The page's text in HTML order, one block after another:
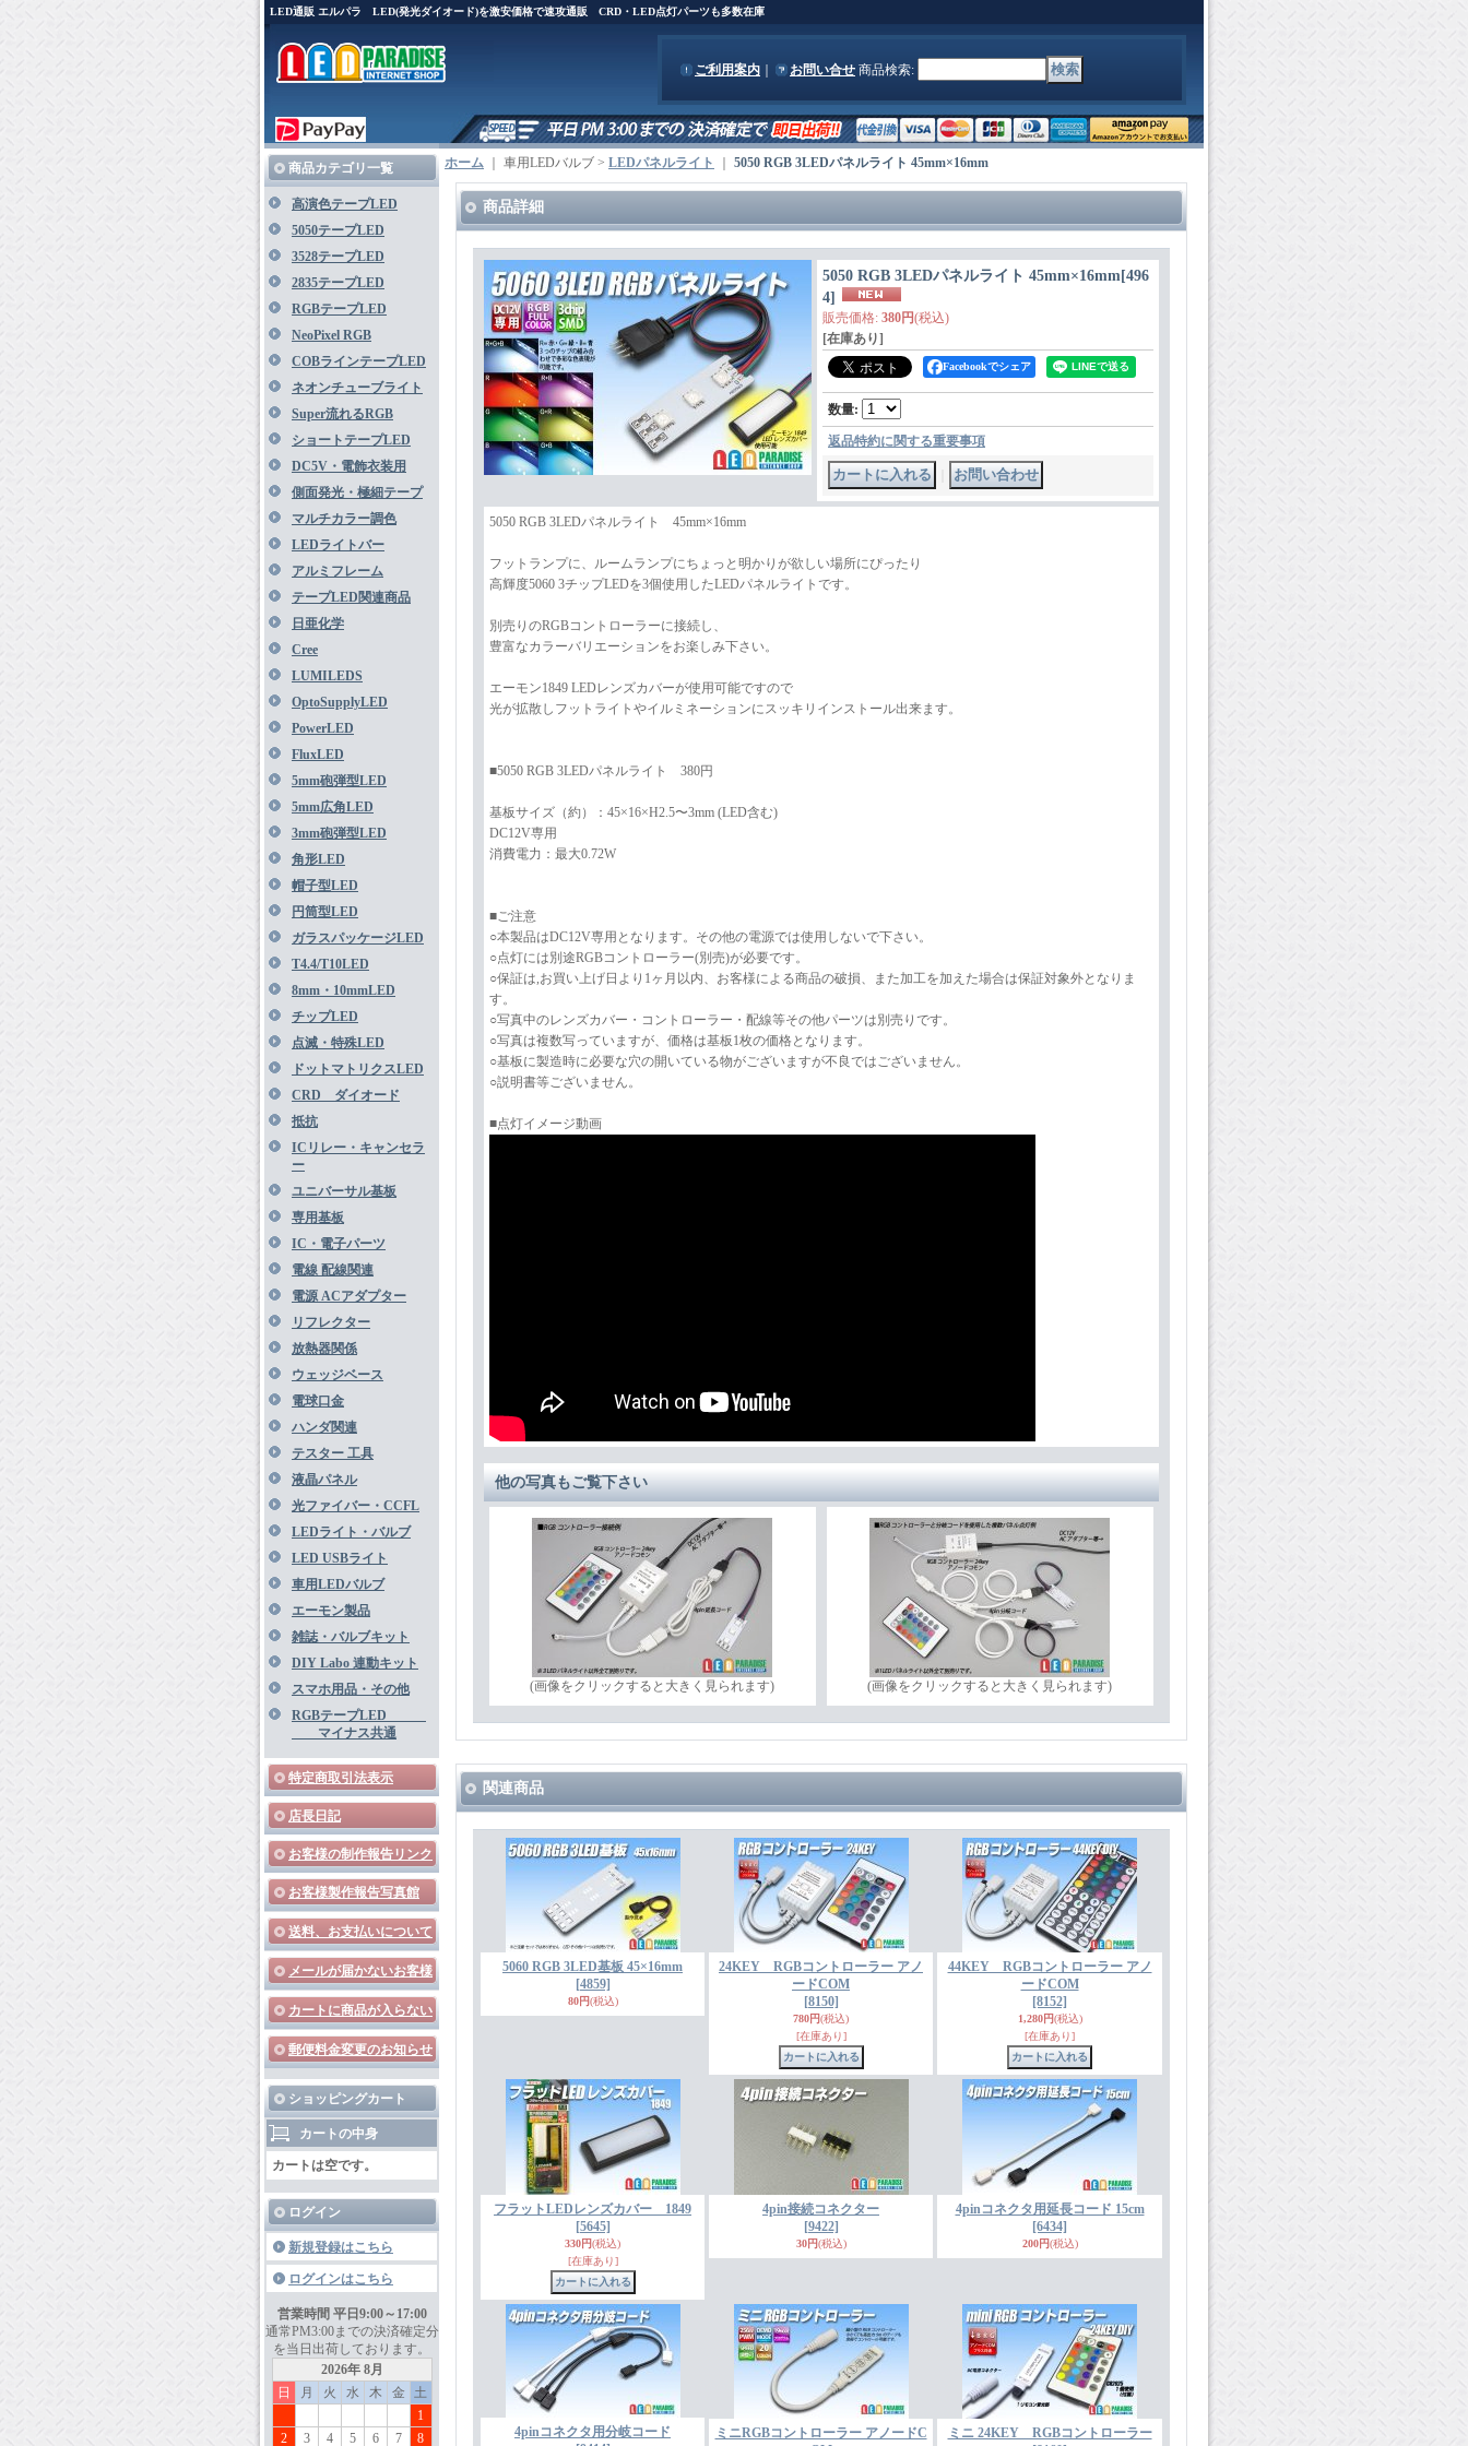
LED通販 エルパラ LED(発光ダイオード)を激安価格で速攻通販 CRD・LED点灯パーツも多数在庫
ご利用案内 お問い合せ 商品検索:
商品カテゴリ一覧
高演色テープLED
5050テープLED
3528テープLED
2835テープLED
RGBテープLED
NeoPixel RGB
COBラインテープLED
ネオンチューブライト
Super流れるRGB
ショートテープLED
DC5V・電飾衣装用
側面発光・極細テープ
マルチカラー調色
LEDライトバー
アルミフレーム
テープLED関連商品
日亜化学
Cree
LUMILEDS
OptoSupplyLED
PowerLED
FluxLED
5mm砲弾型LED
5mm広角LED
3mm砲弾型LED
角形LED
帽子型LED
円筒型LED
ガラスパッケージLED
T4.4/T10LED
8mm・10mmLED
チップLED
点滅・特殊LED
ドットマトリクスLED
CRD ダイオード
抵抗
ICリレー・キャンセラ
ー
ユニバーサル基板
専用基板
IC・電子パーツ
電線 配線関連
電源 ACアダプター
リフレクター
放熱器関係
ウェッジベース
電球口金
ハンダ関連
テスター 工具
液晶パネル
光ファイバー・CCFL
LEDライト・バルブ
LED USBライト
車用LEDバルブ
エーモン製品
雑誌・バルブキット
DIY Labo 連動キット
スマホ用品・その他
RGBテープLED
マイナス共通
特定商取引法表示
店長日記
お客様の制作報告リンク
お客様製作報告写真館
送料、お支払いについて
メールが届かないお客様
カートに商品が入らない
郵便料金変更のお知らせ
ショッピングカート
カートの中身
カートは空です。
ログイン
新規登録はこちら
ログインはこちら
営業時間 平日9:00～17:00
通常PM3:00までの決済確定分
を当日出荷しております。
2026年 8月
日
月 火 水 木 金
土
1
2
3 4 5 6 7 8
ホーム ｜ 車用LEDバルブ > LEDパネルライト 5050 RGB 3LEDパネルライト 45mm×16mm
商品詳細
5050 RGB 3LEDパネルライト 45mm×16mm[496
4]
販売価格: 380円(税込)
[在庫あり]
Facebookでシェア
数量:
返品特約に関する重要事項
5050 RGB 3LEDパネルライト 45mm×16mm
フットランプに、ルームランプにちょっと明かりが欲しい場所にぴったり
高輝度5060 3チップLEDを3個使用したLEDパネルライトです。
別売りのRGBコントローラーに接続し、
豊富なカラーバリエーションをお楽しみ下さい。
エーモン1849 LEDレンズカバーが使用可能ですので
光が拡散しフットライトやイルミネーションにスッキリインストール出来ます。
■5050 RGB 3LEDパネルライト 380円
基板サイズ（約）：45×16×H2.5〜3mm (LED含む)
DC12V専用
消費電力：最大0.72W
■ご注意
○本製品はDC12V専用となります。その他の電源では使用しないで下さい。
○点灯には別途RGBコントローラー(別売)が必要です。
○保証は,お買い上げ日より1ヶ月以内、お客様による商品の破損、また加工を加えた場合は保証対象外となりま
す。
○写真中のレンズカバー・コントローラー・配線等その他パーツは別売りです。
○写真は複数写っていますが、価格は基板1枚の価格となります。
○基板に製造時に必要な穴の開いている物がございますが不良ではございません。
○説明書等ございません。
■点灯イメージ動画
他の写真もご覧下さい
(画像をクリックすると大きく見られます) (画像をクリックすると大きく見られます)
関連商品
5060 RGB 3LED基板 45×16mm
[4859]
80円(税込)
24KEY RGBコントローラー アノ
ードCOM
[8150]
780円(税込)
[在庫あり]
44KEY RGBコントローラー アノ
ードCOM
[8152]
1,280円(税込)
[在庫あり]
フラットLEDレンズカバー 1849
[5645]
330円(税込)
[在庫あり]
4pin接続コネクター
[9422]
30円(税込)
4pinコネクタ用延長コード 15cm
[6434]
200円(税込)
4pinコネクタ用分岐コード
ミニRGBコントローラー アノードC
ミニ 24KEY RGBコントローラー